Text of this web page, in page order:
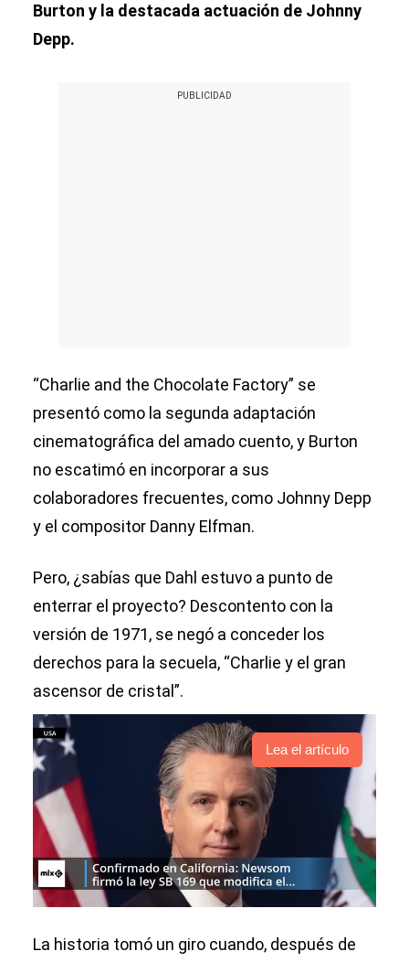
Burton y la destacada actuación de Johnny
Depp.
“Charlie and the Chocolate Factory” se
presentó como la segunda adaptación
cinematográfica del amado cuento, y Burton
no escatimó en incorporar a sus
colaboradores frecuentes, como Johnny Depp
y el compositor Danny Elfman.
Pero, ¿sabías que Dahl estuvo a punto de
enterrar el proyecto? Descontento con la
versión de 1971, se negó a conceder los
derechos para la secuela, “Charlie y el gran
ascensor de cristal”.
Lea el artículo
La historia tomó un giro cuando, después de